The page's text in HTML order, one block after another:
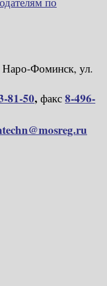
Наро-Фоминск, ул.
81-50, факс 8-496-